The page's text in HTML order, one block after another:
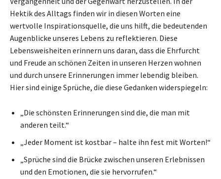
Hektik des Alltags finden wir in diesen Worten eine
wertvolle Inspirationsquelle, die uns hilft, die bedeutenden
Augenblicke unseres Lebens zu reflektieren. Diese
Lebensweisheiten erinnern uns daran, dass die Ehrfurcht
und Freude an schönen Zeiten in unseren Herzen wohnen
und durch unsere Erinnerungen immer lebendig bleiben.
Hier sind einige Sprüche, die diese Gedanken widerspiegeln:
„Die schönsten Erinnerungen sind die, die man mit
anderen teilt.“
„Jeder Moment ist kostbar – halte ihn fest mit Worten!“
„Sprüche sind die Brücke zwischen unseren Erlebnissen
und den Emotionen, die sie hervorrufen.“